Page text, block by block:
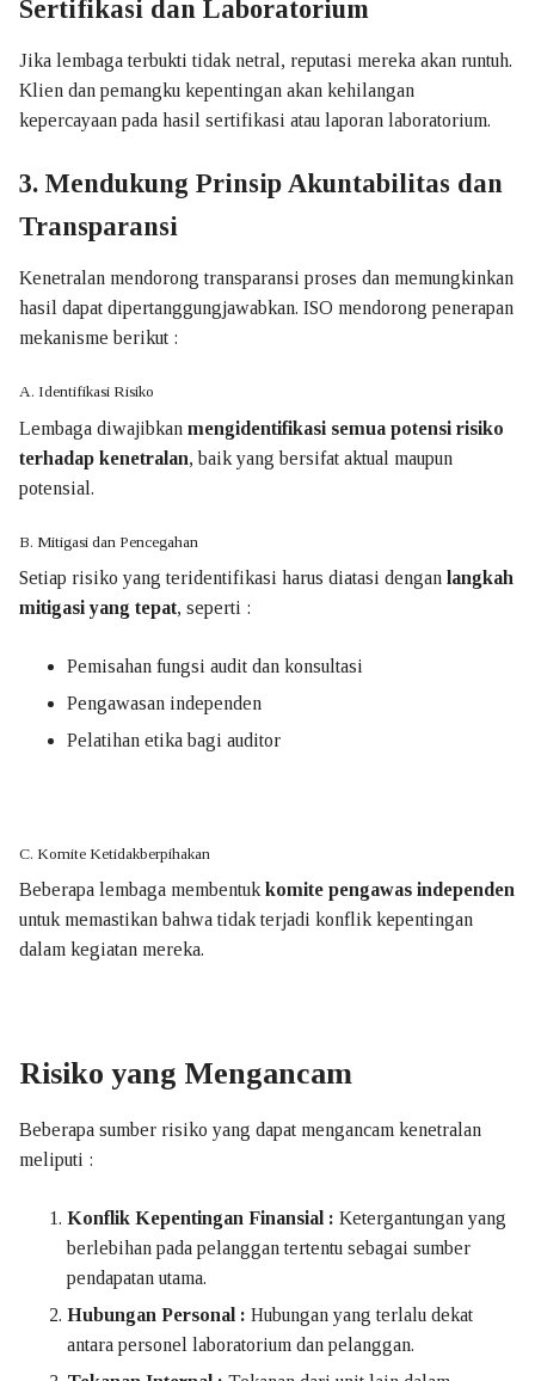
Sertifikasi dan Laboratorium
Jika lembaga terbukti tidak netral, reputasi mereka akan runtuh.
Klien dan pemangku kepentingan akan kehilangan
kepercayaan pada hasil sertifikasi atau laporan laboratorium.
3. Mendukung Prinsip Akuntabilitas dan
Transparansi
Kenetralan mendorong transparansi proses dan memungkinkan
hasil dapat dipertanggungjawabkan. ISO mendorong penerapan
mekanisme berikut :
A. Identifikasi Risiko
Lembaga diwajibkan mengidentifikasi semua potensi risiko
terhadap kenetralan, baik yang bersifat aktual maupun
potensial.
B. Mitigasi dan Pencegahan
Setiap risiko yang teridentifikasi harus diatasi dengan langkah
mitigasi yang tepat, seperti :
Pemisahan fungsi audit dan konsultasi
Pengawasan independen
Pelatihan etika bagi auditor
C. Komite Ketidakberpihakan
Beberapa lembaga membentuk komite pengawas independen
untuk memastikan bahwa tidak terjadi konflik kepentingan
dalam kegiatan mereka.
Risiko yang Mengancam
Beberapa sumber risiko yang dapat mengancam kenetralan
meliputi :
Konflik Kepentingan Finansial : Ketergantungan yang
berlebihan pada pelanggan tertentu sebagai sumber
pendapatan utama.
Hubungan Personal : Hubungan yang terlalu dekat
antara personel laboratorium dan pelanggan.